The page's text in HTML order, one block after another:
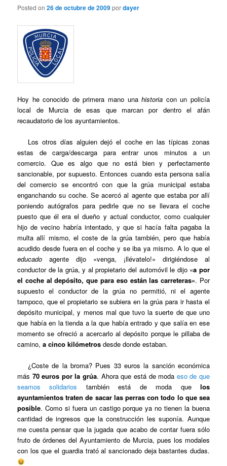
Posted on26 de octubre de 2009pordayer
Hoy he conocido de primera mano unahistoria con un policía
local de Murcia de esas que marcan por dentro el afán
recaudatorio de los ayuntamientos.
Los otros días alguien dejó el coche en las típicas zonas
estas de carga/descarga para entrar unos minutos a un
comercio. Que es algo que no está bien y perfectamente
sancionable, por supuesto. Entonces cuando esta persona salía
del comercio se encontró con que la grúa municipal estaba
enganchando su coche. Se acercó al agente que estaba por allí
poniendo autógrafos para pedirle que no se llevara el coche
puesto que él era el dueño y actual conductor, como cualquier
hijo de vecino habría intentado, y que si hacía falta pagaba la
multa allí mismo, el coste de la grúa también, pero que había
acudido desde fuera en el coche y se iba ya mismo. A lo que el
educado agente dijo «venga, ¡llévatelo!» dirigiéndose al
conductor de la grúa, y al propietario del automóvil le dijo «a por
el coche al depósito, que para eso están las carreteras». Por
supuesto el conductor de la grúa no permitió, ni el agente
tampoco, que el propietario se subiera en la grúa para ir hasta el
depósito municipal, y menos mal que tuvo la suerte de que uno
que había en la tienda a la que había entrado y que salía en ese
momento se ofreció a acercarlo al depósito porque le pillaba de
camino,a cinco kilómetros desde donde estaban.
¿Coste de la broma? Pues 33 euros la sanción económica
más 70 euros por la grúa. Ahora que está de moda eso de que
seamos solidarios también está de moda que los
ayuntamientos traten de sacar las perras con todo lo que sea
posible. Como si fuera un castigo porque ya no tienen la buena
cantidad de ingresos que la construcción les suponía. Aunque
me cuesta pensar que la jugada que acabo de contar fuera sólo
fruto de órdenes del Ayuntamiento de Murcia, pues los modales
con los que el guardia trató al sancionado deja bastantes dudas.